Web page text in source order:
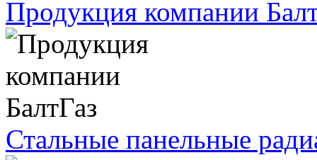
Продукция компании
Стальные панельные